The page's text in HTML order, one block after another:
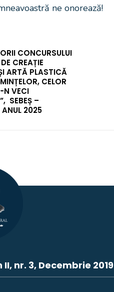
ne onorează!
CONCURSULUI
CREAȚIE
ARTĂ PLASTICĂ
CELOR
N VECI
SEBEȘ –
2025
II, nr. 3, Decembrie 2019